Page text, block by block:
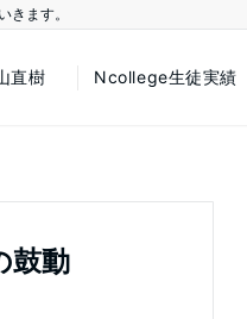
ます。
直樹 Ncollege生徒実績
鼓動